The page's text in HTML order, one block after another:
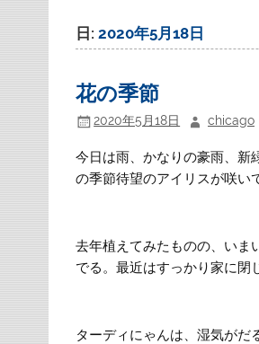
日:2020年5月18日
花の季節
2020年5月18日 chicago
今日は雨、かなりの豪雨、新
の季節待望のアイリスが咲い
去年植えてみたものの、いま
でる。最近はすっかり家に閉
ターディにゃんは、湿気がだ